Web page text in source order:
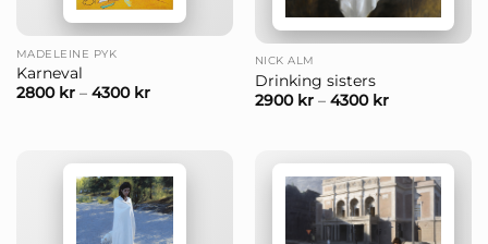
MADELEINE PYK
Karneval
2800 kr– 4300 kr
NICK ALM
Drinking sisters
2900 kr– 4300 kr